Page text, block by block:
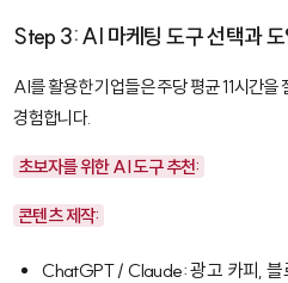
Step 3: AI 마케팅 도구 선택과 도
AI를 활용한 기업들은 주당 평균 11시간
경험합니다.
초보자를 위한 AI 도구 추천:
콘텐츠 제작:
ChatGPT/Claude: 광고 카피,